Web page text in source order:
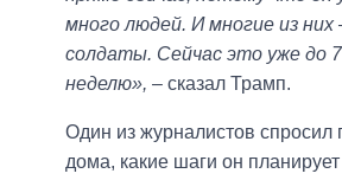
много людей. И многие из них
солдаты. Сейчас это уже до
неделю», – сказал Трамп.
Один из журналистов спросил
дома, какие шаги он